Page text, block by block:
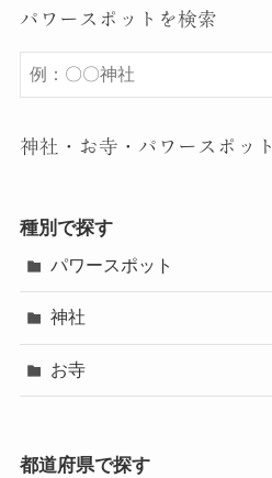
パワースポットを検索
神社・お寺・パワースポット
種別で探す
パワースポット
神社
お寺
都道府県で探す